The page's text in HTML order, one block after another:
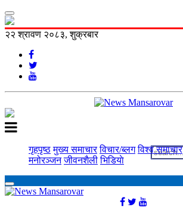
२२ श्रावण २०८३, शुक्रबार
गृहपृष्ठ मुख्य समाचार विचार/ब्लग विश्व समाचार
मनोरञ्‍जन जीवनशैली भिडियाे